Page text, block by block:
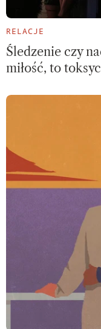
RELACJE
Śledzenie czy
miłość, to